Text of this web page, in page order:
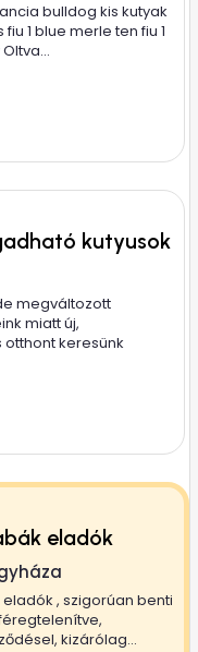
bulldog kis kutyak
fiu 1 blue merle ten fiu 1
kutyusok
megváltozott
miatt új,
keresünk
eladók
, szigorúan benti
kizárólag...